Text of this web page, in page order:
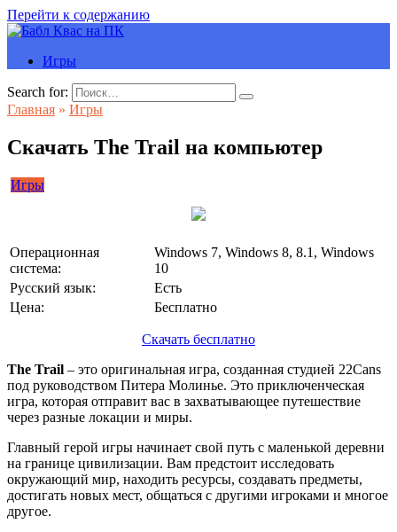
Перейти к содержанию
Игры
Search for:
Главная » Игры
Скачать The Trail на компьютер
Игры
Операционная
система:
Windows 7, Windows 8, 8.1, Windows
10
Русский язык:
Есть
Цена:
Бесплатно
Скачать бесплатно
The Trail – это оригинальная игра, созданная студией 22Cans
под руководством Питера Молинье. Это приключенческая
игра, которая отправит вас в захватывающее путешествие
через разные локации и миры.
Главный герой игры начинает свой путь с маленькой деревни
на границе цивилизации. Вам предстоит исследовать
окружающий мир, находить ресурсы, создавать предметы,
достигать новых мест, общаться с другими игроками и многое
другое.